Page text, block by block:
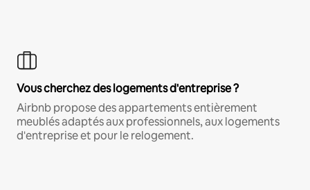
Vous cherchez des logements d'entreprise ?
Airbnb propose des appartements entièrement
meublés adaptés aux professionnels, aux logements
d'entreprise et pour le relogement.